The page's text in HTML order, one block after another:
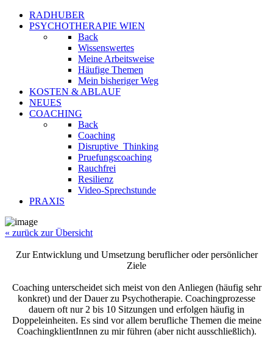
RADHUBER
PSYCHOTHERAPIE WIEN
Back
Wissenswertes
Meine Arbeitsweise
Häufige Themen
Mein bisheriger Weg
KOSTEN & ABLAUF
NEUES
COACHING
Back
Coaching
Disruptive_Thinking
Pruefungscoaching
Rauchfrei
Resilienz
Video-Sprechstunde
PRAXIS
« zurück zur Übersicht
Zur Entwicklung und Umsetzung beruflicher oder persönlicher
Ziele
Coaching unterscheidet sich meist von den Anliegen (häufig sehr
konkret) und der Dauer zu Psychotherapie. Coachingprozesse
dauern oft nur 2 bis 10 Sitzungen und erfolgen häufig in
Doppeleinheiten. Es sind vor allem berufliche Themen die meine
CoachingklientInnen zu mir führen (aber nicht ausschließlich).